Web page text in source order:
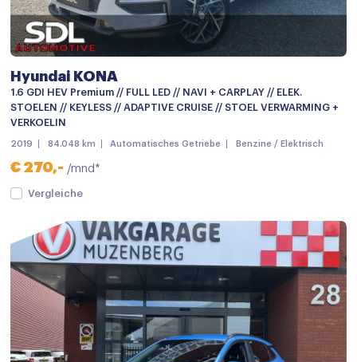
Dakrails
Dakspoiler
Getint glas
Keyless entry
keyless entry
LED dagrijverlichting
mistlampen voor
Parkeersensor achter
Parkeersensor voor en achter
Warmtewerend glas
Achteruitrijcamera
Hyundai KONA
1.6 GDI HEV Premium // FULL LED // NAVI + CARPLAY // ELEK.
STOELEN // KEYLESS // ADAPTIVE CRUISE // STOEL VERWARMING +
VERKOELIN
2019 84.048 km Automatisches Getriebe Benzine / Elektrisch
€ 270,- /mnd*
Vergleiche